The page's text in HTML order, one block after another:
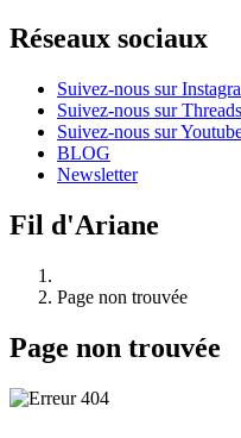
Réseaux sociaux
Suivez-nous sur
Suivez-nous sur Threads
Suivez-nous sur
BLOG
Newsletter
Fil d'Ariane
Page non trouvée
Page non trouvée